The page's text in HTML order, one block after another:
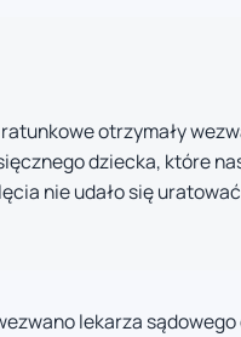
ratunkowe otrzymały
dziecka, które
nie udało się
lekarza